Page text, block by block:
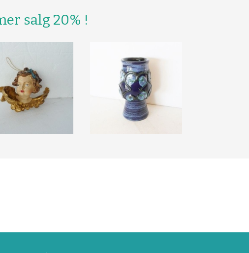
salg 20% !